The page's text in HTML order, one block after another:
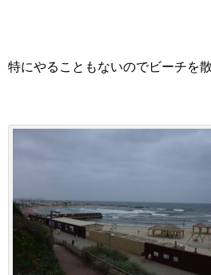
特にやることもないのでビーチを散